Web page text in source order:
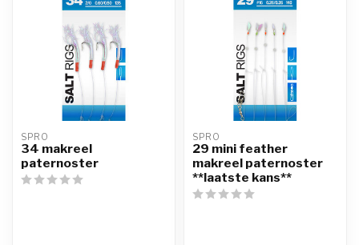
SPRO
34 makreel
paternoster
SPRO
29 mini feather
makreel paternoster
**laatste kans**